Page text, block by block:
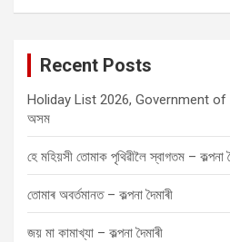
Recent Posts
Holiday List 2026, Government of
অসম
হে মহিয়সী তোমাক পৃথিৱীলৈ স্বাগতম – কল্পনা
তোমাৰ অবৰ্তমানত – কল্পনা দৈমাৰী
জয় মা কামাখ্যা – কল্পনা দৈমাৰী